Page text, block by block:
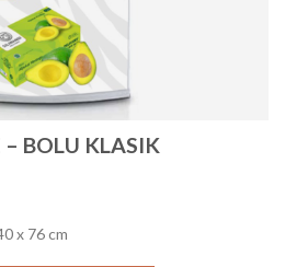
BOLU KLASIK
x 76 cm